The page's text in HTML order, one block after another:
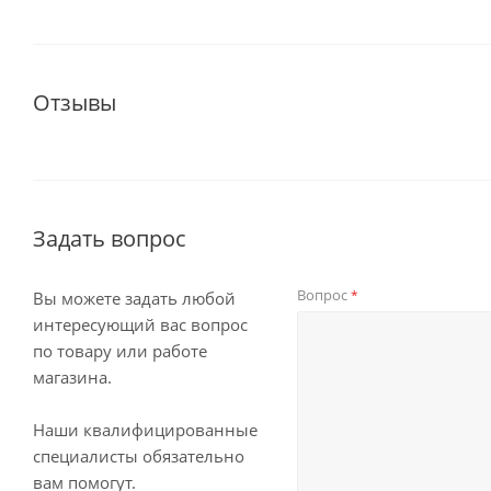
Отзывы
Задать вопрос
Вы можете задать любой
интересующий вас вопрос
по товару или работе
магазина.
Наши квалифицированные
специалисты обязательно
вам помогут.
Вопрос*